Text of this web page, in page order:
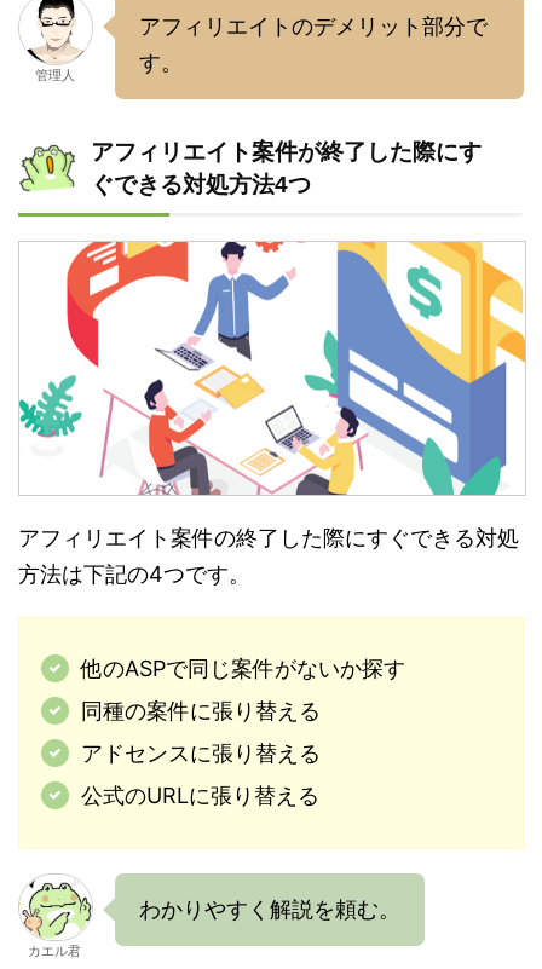
管理人
アフィリエイトのデメリット部分で
す。
アフィリエイト案件が終了した際にす
ぐできる対処方法4つ
アフィリエイト案件の終了した際にすぐできる対処
方法は下記の4つです。
他のASPで同じ案件がないか探す
同種の案件に張り替える
アドセンスに張り替える
公式のURLに張り替える
カエル君
わかりやすく解説を頼む。